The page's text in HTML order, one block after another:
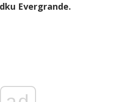
Evergrande.